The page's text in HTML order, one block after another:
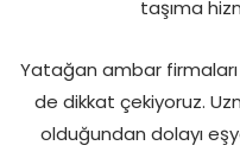
taşıma
Yatağan ambar
de dikkat çekiyoruz.
olduğundan dolayı